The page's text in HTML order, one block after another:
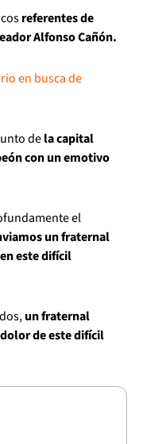
referentes de
Alfonso Cañón.
en busca de
dela capital
con un emotivo
el
un fraternal
este difícil
un fraternal
de este difícil